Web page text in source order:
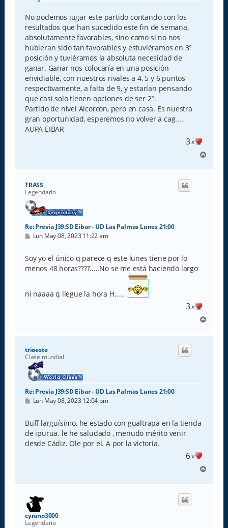
No podemos jugar este partido contando con los
resultados que han sucedido este fin de semana,
absolutamente favorables, sino como si no nos
hubieran sido tan favorables y estuviéramos en 3°
posición y tuviéramos la absoluta necesidad de
ganar. Ganar nos colocaría en una posición
envidiable, con nuestros rivales a 4, 5 y 6 puntos
respectivamente, a falta de 9, y estarían pensando
que casi solo tienen opciones de ser 2°.
Partido de nivel Alcorcón, pero en casa. Es nuestra
gran oportunidad, esperemos no volver a cag....
AUPA EIBAR
3x
r
TRASS
Legendario
Re: Previa J39:SD Eibar - UD Las Palmas Lunes 21:00
M
s
a
j
Lun May 08, 2023 11:22 am
Soy yo el único q parece q este lunes tiene por lo
menos 48 horas????.....No se me está haciendo largo
ni naaaa q llegue la hora H.....
3x
r
trioeste
Clase mundial
Re: Previa J39:SD Eibar - UD Las Palmas Lunes 21:00
M
s
a
j
e
Lun May 08, 2023 12:04 pm
Buff larguísimo, he estado con gualtrapa en la tienda
de ipurua. le he saludado , menudo mérito venir
desde Cádiz. Ole por el. A por la victoria.
6x
r
cyrano3000
Legendario